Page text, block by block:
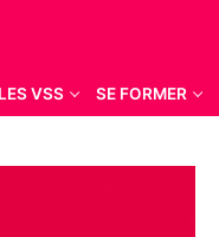
VSS SE FORMER